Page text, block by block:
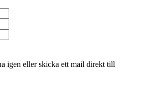
igen eller skicka ett mail direkt till